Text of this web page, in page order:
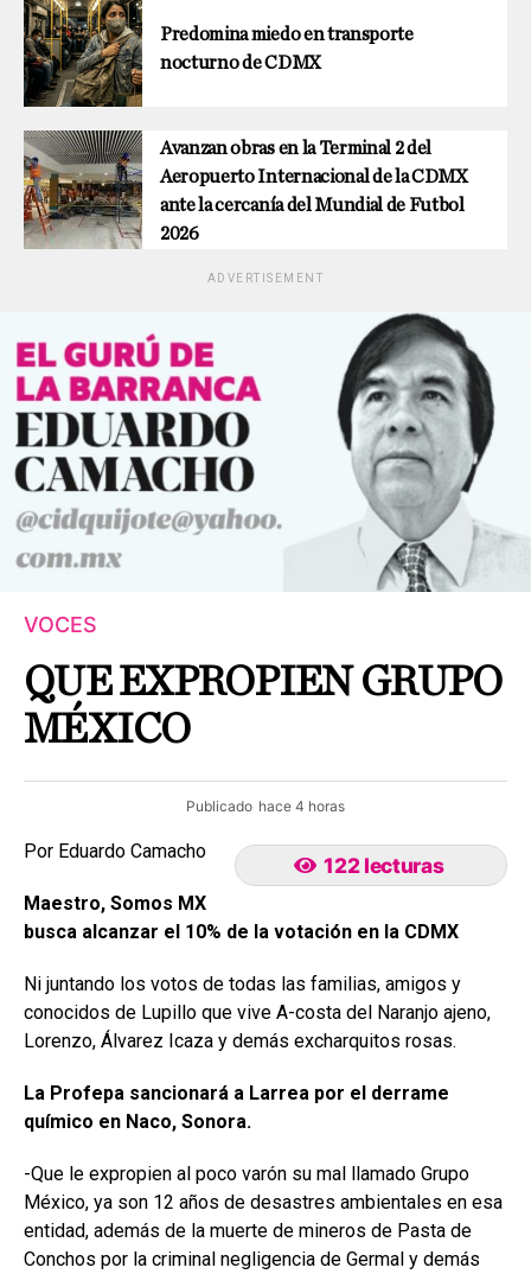
Predomina miedo en transporte
nocturno de CDMX
Avanzan obras en la Terminal 2 del
Aeropuerto Internacional de la CDMX
ante la cercanía del Mundial de Futbol
2026
ADVERTISEMENT
VOCES
QUE EXPROPIEN GRUPO
MÉXICO
Publicado hace 4 horas
122 lecturas
Por Eduardo Camacho
Maestro, Somos MX
busca alcanzar el 10% de la votación en la CDMX
Ni juntando los votos de todas las familias, amigos y
conocidos de Lupillo que vive A-costa del Naranjo ajeno,
Lorenzo, Álvarez Icaza y demás excharquitos rosas.
La Profepa sancionará a Larrea por el derrame
químico en Naco, Sonora.
-Que le expropien al poco varón su mal llamado Grupo
México, ya son 12 años de desastres ambientales en esa
entidad, además de la muerte de mineros de Pasta de
Conchos por la criminal negligencia de Germal y demás